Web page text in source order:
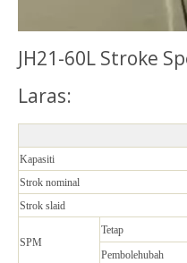
JH21-60L Stroke
Laras:
Kapasiti
Strok nominal
Strok slaid
SPM
Tetap
Pembolehubah